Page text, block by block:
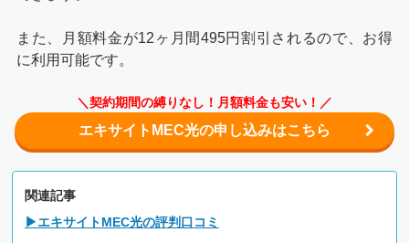
また、月額料金が12ヶ月間495円割引されるので、お得
に利用可能です。
＼契約期間の縛りなし！月額料金も安い！／
エキサイトMEC光の申し込みはこちら
関連記事
▶エキサイトMEC光の評判口コミ